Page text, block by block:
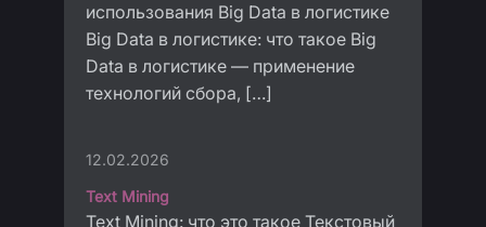
использования Big Data в логистике
Big Data в логистике: что такое Big
Data в логистике — применение
технологий сбора, […]
12.02.2026
Text Mining
Text Mining: что это такое Текстовый